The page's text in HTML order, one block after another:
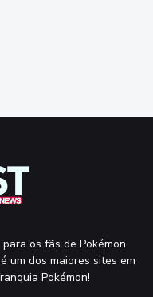
os fãs de Pokémon
um dos maiores sites em
Pokémon!